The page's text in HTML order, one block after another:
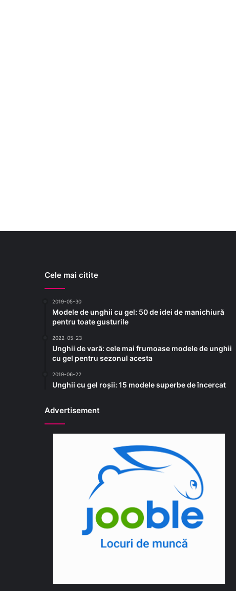
Cele mai citite
2019-05-30
Modele de unghii cu gel: 50 de idei de manichiură
pentru toate gusturile
2022-05-23
Unghii de vară: cele mai frumoase modele de unghii
cu gel pentru sezonul acesta
2019-06-22
Unghii cu gel roșii: 15 modele superbe de încercat
Advertisement